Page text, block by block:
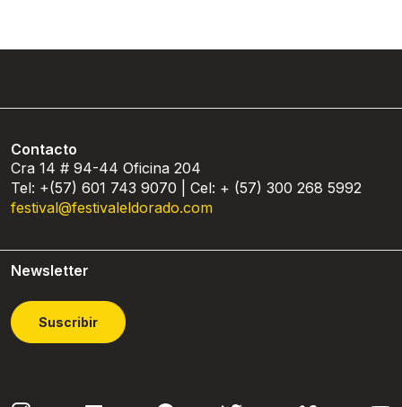
Contacto
Cra 14 # 94-44 Oficina 204
Tel: +(57) 601 743 9070 | Cel: + (57) 300 268 5992
festival@festivaleldorado.com
Newsletter
Suscribir